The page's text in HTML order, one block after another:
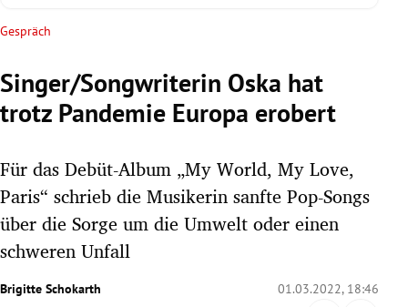
Untermenü
Untermenü
Untermenü
Untermenü
Untermenü
Untermenü
Untermenü
Gespräch
Singer/Songwriterin Oska hat
trotz Pandemie Europa erobert
Für das Debüt-Album „My World, My Love,
Paris“ schrieb die Musikerin sanfte Pop-Songs
über die Sorge um die Umwelt oder einen
schweren Unfall
Brigitte Schokarth 01.03.2022, 18:46